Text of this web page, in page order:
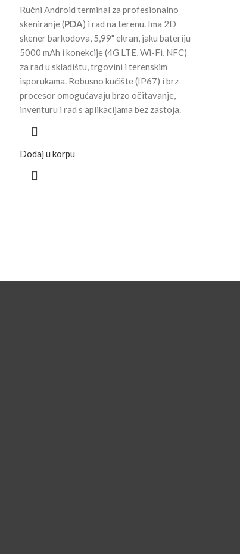
Ručni Android terminal za profesionalno
skeniranje (PDA) i rad na terenu. Ima 2D
skener barkodova, 5,99" ekran, jaku bateriju
5000 mAh i konekcije (4G LTE, Wi-Fi, NFC)
za rad u skladištu, trgovini i terenskim
isporukama. Robusno kućište (IP67) i brz
procesor omogućavaju brzo očitavanje,
inventuru i rad s aplikacijama bez zastoja.
Dodaj u korpu